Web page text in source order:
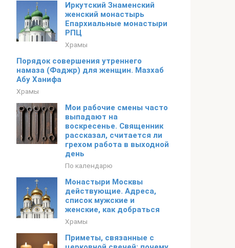
Иркутский Знаменский
женский монастырь
Епархиальные монастыри
РПЦ
Храмы
Порядок совершения утреннего
намаза (Фаджр) для женщин. Мазхаб
Абу Ханифа
Храмы
Мои рабочие смены часто
выпадают на
воскресенье. Священник
рассказал, считается ли
грехом работа в выходной
день
По календарю
Монастыри Москвы
действующие. Адреса,
список мужские и
женские, как добраться
Храмы
Приметы, связанные с